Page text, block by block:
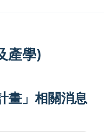
產學)
畫」相關消息